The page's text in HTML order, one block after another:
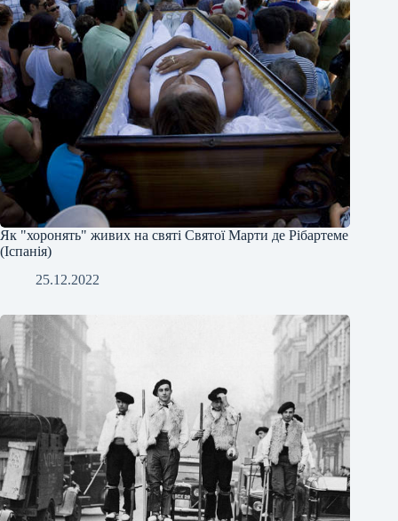
Як "хоронять" живих на святі Святої Марти де Рібартеме
(Іспанія)
25.12.2022